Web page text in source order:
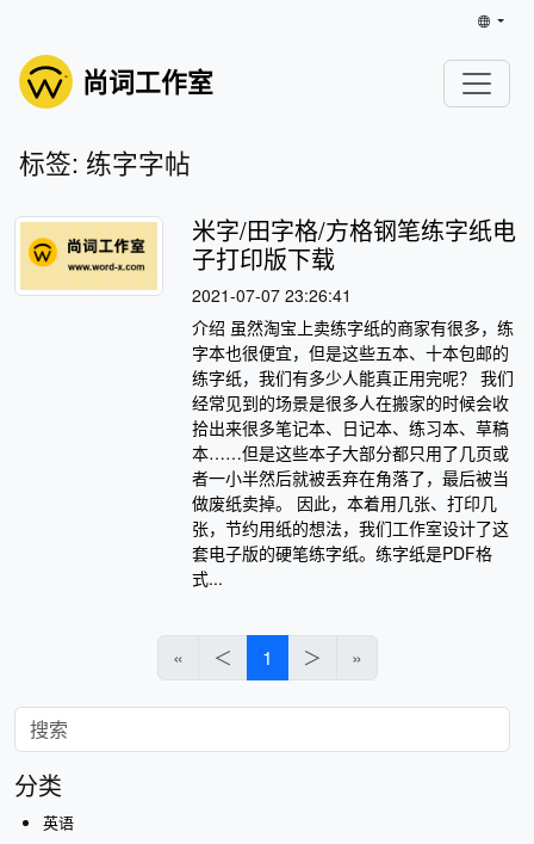
尚词工作室
标签: 练字字帖
米字/田字格/方格钢笔练字纸电
子打印版下载
2021-07-07 23:26:41
介绍 虽然淘宝上卖练字纸的商家有很多，练
字本也很便宜，但是这些五本、十本包邮的
练字纸，我们有多少人能真正用完呢？ 我们
经常见到的场景是很多人在搬家的时候会收
拾出来很多笔记本、日记本、练习本、草稿
本……但是这些本子大部分都只用了几页或
者一小半然后就被丢弃在角落了，最后被当
做废纸卖掉。 因此，本着用几张、打印几
张，节约用纸的想法，我们工作室设计了这
套电子版的硬笔练字纸。练字纸是PDF格
式...
« ＜ 1 ＞ »
分类
英语